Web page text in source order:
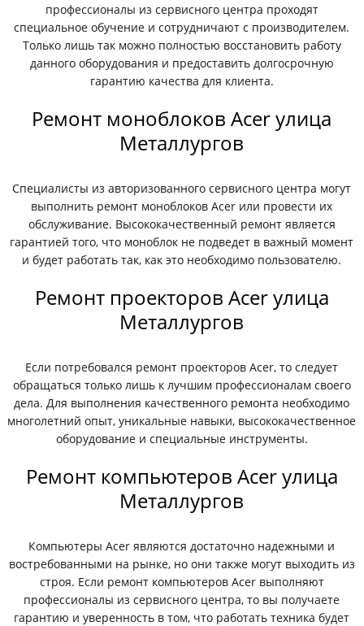
профессионалы из сервисного центра проходят
специальное обучение и сотрудничают с производителем.
Только лишь так можно полностью восстановить работу
данного оборудования и предоставить долгосрочную
гарантию качества для клиента.
Ремонт моноблоков Acer улица
Металлургов
Специалисты из авторизованного сервисного центра могут
выполнить ремонт моноблоков Acer или провести их
обслуживание. Высококачественный ремонт является
гарантией того, что моноблок не подведет в важный момент
и будет работать так, как это необходимо пользователю.
Ремонт проекторов Acer улица
Металлургов
Если потребовался ремонт проекторов Acer, то следует
обращаться только лишь к лучшим профессионалам своего
дела. Для выполнения качественного ремонта необходимо
многолетний опыт, уникальные навыки, высококачественное
оборудование и специальные инструменты.
Ремонт компьютеров Acer улица
Металлургов
Компьютеры Acer являются достаточно надежными и
востребованными на рынке, но они также могут выходить из
строя. Если ремонт компьютеров Acer выполняют
профессионалы из сервисного центра, то вы получаете
гарантию и уверенность в том, что работать техника будет